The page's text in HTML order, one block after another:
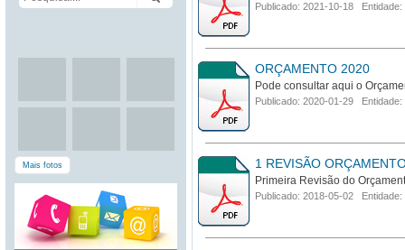
Mais fotos
Publicado: 2021-10-18
ORÇAMENTO 2020
Pode consultar aqui o
Publicado: 2020-01-29
1 REVISÃO
Primeira Revisão do
Publicado: 2018-05-02